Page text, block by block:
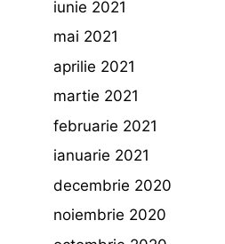
iunie 2021
mai 2021
aprilie 2021
martie 2021
februarie 2021
ianuarie 2021
decembrie 2020
noiembrie 2020